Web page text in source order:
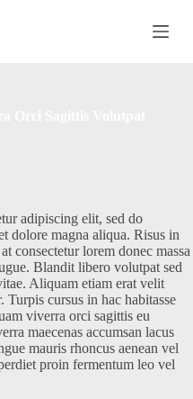
adipiscing elit, sed do
dolore magna aliqua. Risus in
consectetur lorem donec massa
Blandit libero volutpat sed
Aliquam etiam erat velit
Turpis cursus in hac habitasse
viverra orci sagittis eu
maecenas accumsan lacus
mauris rhoncus aenean vel
proin fermentum leo vel